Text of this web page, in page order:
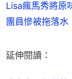
Lisa瘋馬秀將原
團員慘被拖落水
延伸閱讀：